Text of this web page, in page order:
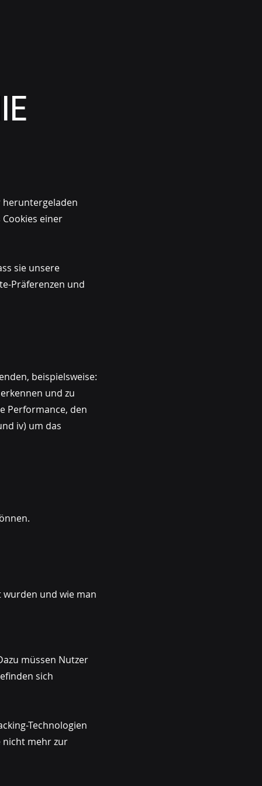
heruntergeladen
einer
sie unsere
Präferenzen und
beispielsweise:
und zu
Performance, den
iv) um das
wurden und wie man
müssen Nutzer
sich
Technologien
nicht mehr zur